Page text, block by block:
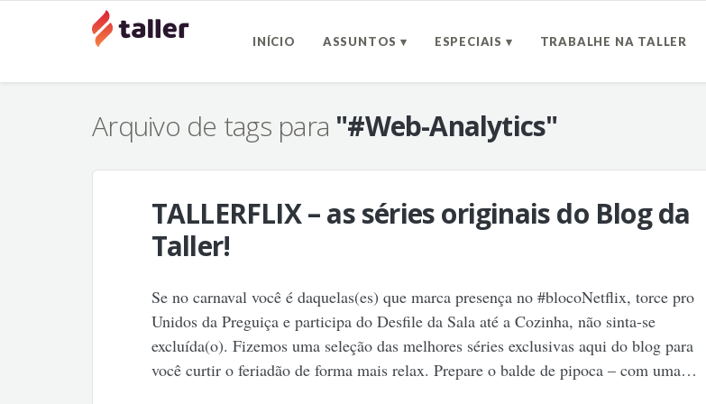
INÍCIO ASSUNTOS ▾ ESPECIAIS ▾ TRABALHE NA TALLER
Arquivo de tags para "#Web-Analytics"
TALLERFLIX – as séries originais do Blog da
Taller!
Se no carnaval você é daquelas(es) que marca presença no #blocoNetflix, torce pro
Unidos da Preguiça e participa do Desfile da Sala até a Cozinha, não sinta-se
excluída(o). Fizemos uma seleção das melhores séries exclusivas aqui do blog para
você curtir o feriadão de forma mais relax. Prepare o balde de pipoca – com uma…